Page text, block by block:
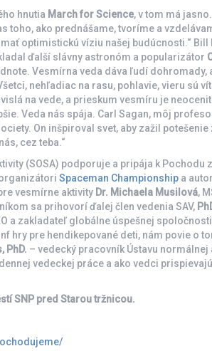
hnutia March for Science, v tom má
toho, ako prednášame, tvoríme a
optimistickú víziu našej budúcnosti.“ Bill
ďalší slávny astronóm a popularizátor
Vesmírna veda dáva ľudí
nehľadiac na rasu, pohlavie, vieru sú
na vede, a prieskum vesmíru je
Veda nás spája. Carl Sagan, môj
On inšpiroval svet, aby zažil
cez teba.“
(SOSA) podporuje a pripája k Pochodu
Spaceman Championshipa
vesmírne aktivity Dr. Michaela Musilová,
sa prihovorí ďalej člen vedenia SAV,
a zakladateľ globálne úspešnej
hry pre hendikepované deti, nám povie o
PhD. – vedecký pracovník Ústavu
vedeckej práce a ako vedci
SNP pred Starou tržnicou.